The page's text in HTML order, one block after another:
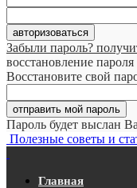
Забыли пароль?
восстановление пароля
Восстановите свой
Пароль будет выслан
Полезные советы и
Главная